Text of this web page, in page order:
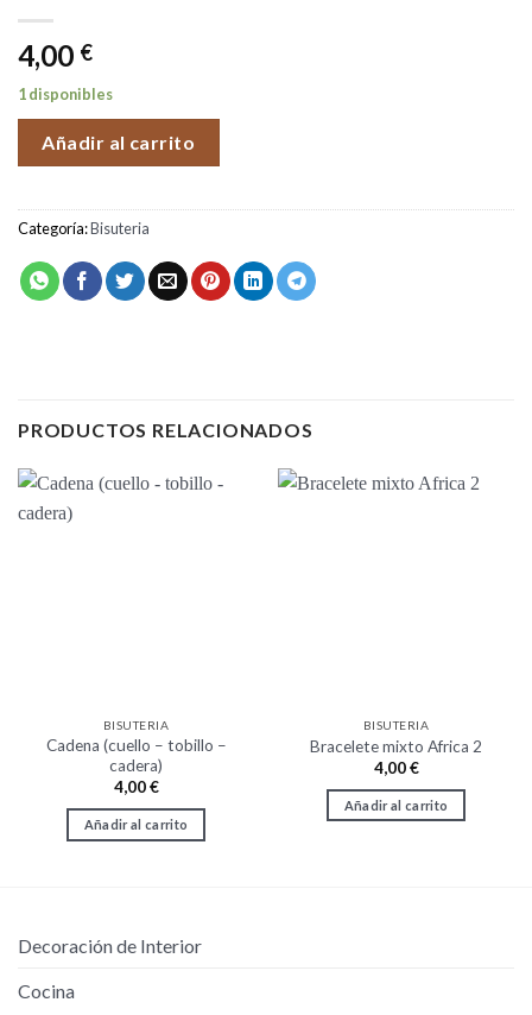
4,00 €
1 disponibles
Añadir al carrito
Categoría:Bisuteria
PRODUCTOS RELACIONADOS
BISUTERIA
Cadena (cuello – tobillo –
cadera)
4,00€
Añadir al carrito
BISUTERIA
Bracelete mixto Africa 2
4,00€
Añadir al carrito
Decoración de Interior
Cocina